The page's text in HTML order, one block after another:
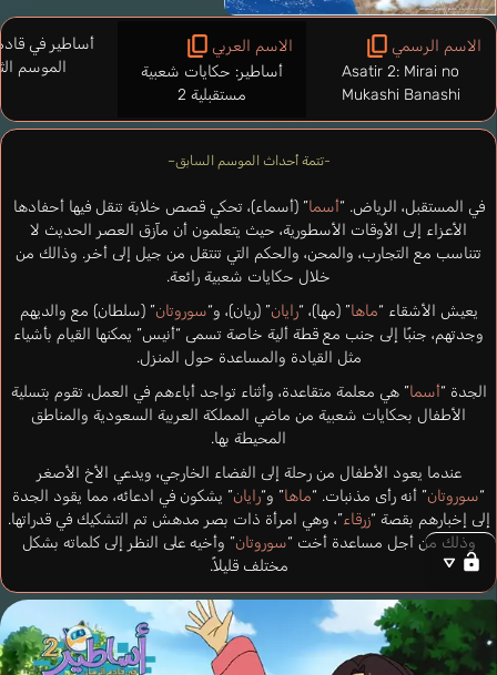
-تتمة أحداث الموسم السابق–
في المستقبل، الرياض. “أسما” (أسماء)، تحكي قصص خلابة تنقل فيها أحفادها
الأعزاء إلى الأوقات الأسطورية، حيث يتعلمون أن مآزق العصر الحديث لا
تتناسب مع التجارب، والمحن، والحكم التي تنتقل من جيل إلى أخر. وذالك من
خلال حكايات شعبية رائعة.
يعيش الأشقاء “ماها” (مها)، “رايان” (ريان)، و“سوروتان” (سلطان) مع والديهم
وجدتهم، جنبًا إلى جنب مع قطة ألية خاصة تسمى “أنيس” يمكنها القيام بأشياء
مثل القيادة والمساعدة حول المنزل.
الجدة “أسما” هي معلمة متقاعدة، وأثناء تواجد أباءهم في العمل، تقوم بتسلية
الأطفال بحكايات شعبية من ماضي المملكة العربية السعودية والمناطق
المحيطة بها.
عندما يعود الأطفال من رحلة إلى الفضاء الخارجي، ويدعي الأخ الأصغر
“سوروتان” أنه رأى مذنبات. “ماها” و“رايان” يشكون في ادعائه، مما يقود الجدة
إلى إخبارهم بقصة “زرقاء”، وهي امرأة ذات بصر مدهش تم التشكيك في قدراتها.
وذلك من أجل مساعدة أخت “سوروتان” وأخيه على النظر إلى كلماته بشكل
مختلف قليلاً.
الاسم الرسمي
Asatir 2: Mirai no
Mukashi Banashi
الاسم العربي
أساطير: حكايات شعبية
مستقبلية 2
أساطير في
الموسم